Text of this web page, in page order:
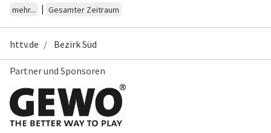
mehr...
| Gesamter Zeitraum
httv.de Bezirk Süd
Partner und Sponsoren